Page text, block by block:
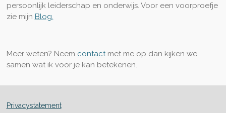
persoonlijk leiderschap en onderwijs. Voor een voorproefje
zie mijn Blog.
Meer weten? Neem contactmet me op dan kijken we
samen wat ik voor je kan betekenen.
Privacystatement